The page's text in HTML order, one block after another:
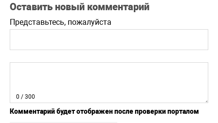
Оставить новый комментарий
Представьтесь, пожалуйста
0 / 300
Комментарий будет отображен после проверки порталом